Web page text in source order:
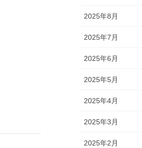
2025年8月
2025年7月
2025年6月
2025年5月
2025年4月
2025年3月
2025年2月